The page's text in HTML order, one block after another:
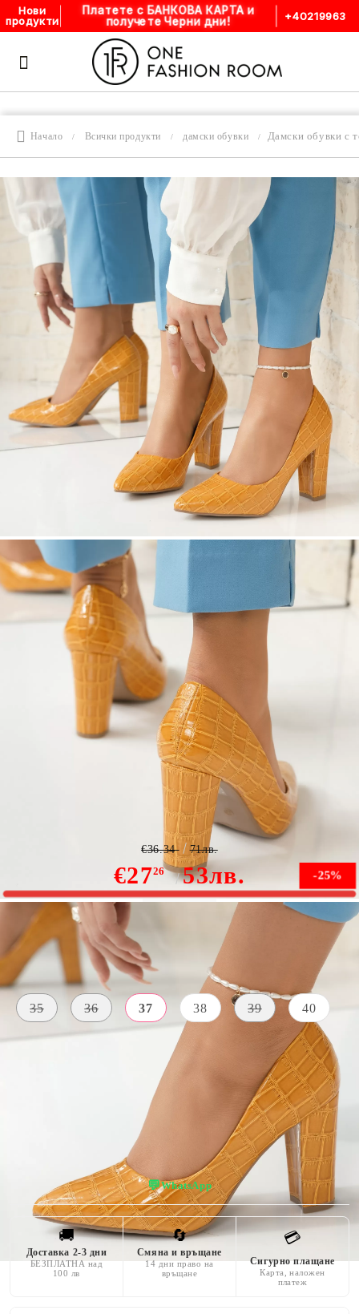
Нови
продукти
Платете с БАНКОВА КАРТА и
получете Черни дни!
+40219963
Начало Всички продукти дамски обувки Дамски обувки с
Дамски обувки с токчета Mabel жълт #3937M
-25%
€2726 53лв.
€36.34 71лв.
Размер на обувки: Таблица с размери
35 36 37 38 39 40
МАТЕРИАЛ
Синтетика
ПЕТА
9 CM
💬WhatsApp
🚚
Доставка 2-3 дни
БЕЗПЛАТНА над
100 лв
🔄
Смяна и връщане
14 дни право на
връщане
💳
Сигурно плащане
Карта, наложен
платеж